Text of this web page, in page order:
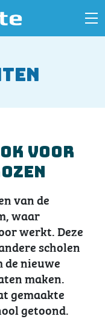
voor
van de
waar
werkt. Deze
scholen
de nieuwe
maken.
gemaakte
getoond.